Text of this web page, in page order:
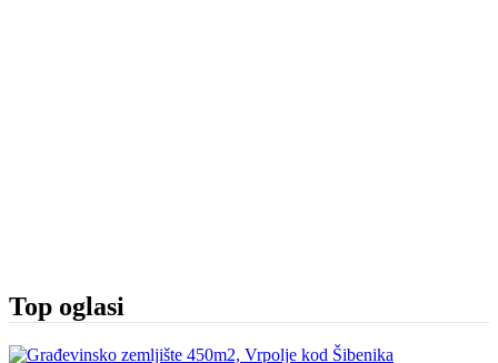
Top oglasi